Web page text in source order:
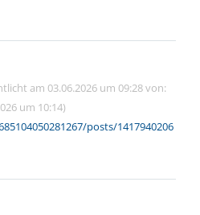
am 03.06.2026 um 09:28 von:
um 10:14)
posts/1417940206